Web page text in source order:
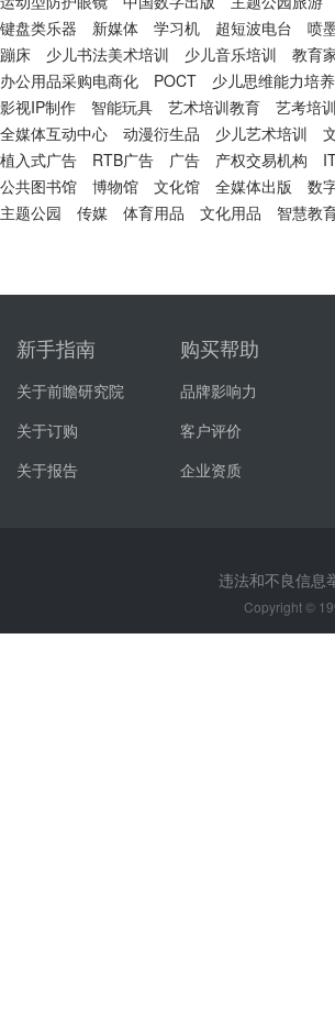
键盘类乐器
新媒体 学习机 超短波电台 喷
蹦床
少儿书法美术培训 少儿音乐培训 教育
办公用品采购电商化
POCT 少儿思维能力培养
影视IP制作
智能玩具 艺术培训教育 艺考培训
全媒体互动中心
动漫衍生品 少儿艺术培训
植入式广告
RTB广告 广告 产权交易机构
公共图书馆
博物馆 文化馆 全媒体出版 数
主题公园
传媒 体育用品 文化用品 智慧教
新手指南
关于前瞻研究院
关于订购
关于报告
购买帮助
品牌影响力
客户评价
企业资质
违法和不良信
Copyright ©